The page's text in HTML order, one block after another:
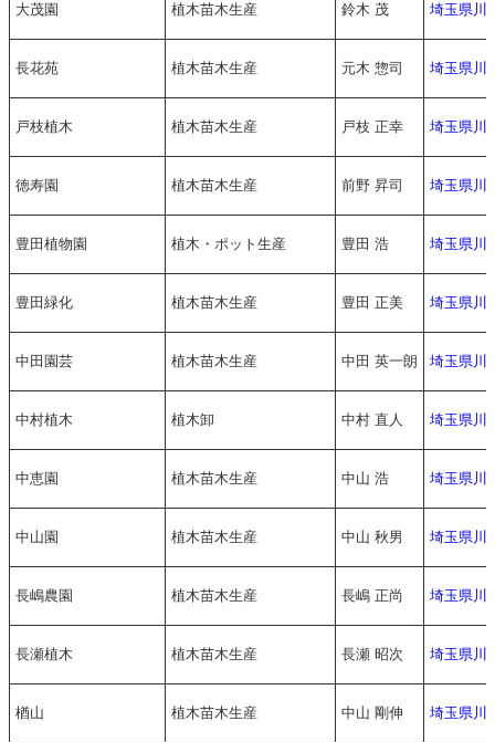
大茂園 植木苗木生産 鈴木 茂 埼玉県川
長花苑 植木苗木生産 元木 惣司 埼玉県川
戸枝植木 植木苗木生産 戸枝 正幸 埼玉県川
徳寿園 植木苗木生産 前野 昇司 埼玉県川
豊田植物園 植木・ポット生産 豊田 浩 埼玉県川
豊田緑化 植木苗木生産 豊田 正美 埼玉県川
中田園芸 植木苗木生産 中田 英一朗 埼玉県川
中村植木 植木卸 中村 直人 埼玉県川
中恵園 植木苗木生産 中山 浩 埼玉県川
中山園 植木苗木生産 中山 秋男 埼玉県川
長嶋農園 植木苗木生産 長嶋 正尚 埼玉県川
長瀬植木 植木苗木生産 長瀬 昭次 埼玉県川
楢山 植木苗木生産 中山 剛伸 埼玉県川